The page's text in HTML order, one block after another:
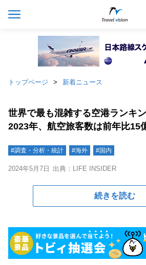
トップページ 新着ニュース
世界で最も混雑する空港ランキ
2023年、航空旅客数は前年比15
#調査・分析・統計 #海外 #国内
2024年5月7日 出典：LIFE INSIDER
続きを読む